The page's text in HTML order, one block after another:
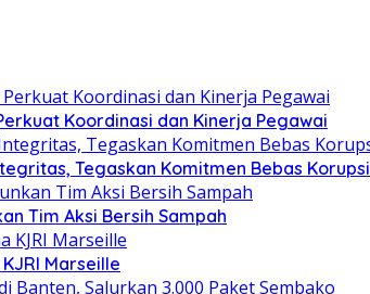
Koordinasi dan Kinerja Pegawai
Tegaskan Komitmen Bebas Korupsi
Tim Aksi Bersih Sampah
Marseille